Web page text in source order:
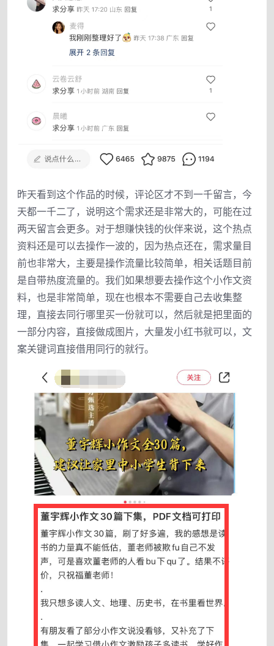
昨天看到这个作品的时候，评论区才不到一千留言，今
天都一千二了，说明这个需求还是非常大的，可能在过
两天留言会更多。对于想赚快钱的伙伴来说，这个热点
资料还是可以去操作一波的，因为热点还在，需求量目
前也非常大，主要是操作流量比较简单，相关话题目前
是自带热度流量的。我们如果想要去操作这个小作文资
料，也是非常简单，现在也根本不需要自己去收集整
理，直接去同行哪里买一份就可以，然后就是把里面的
一部分内容，直接做成图片，大量发小红书就可以，文
案关键词直接借用同行的就行。